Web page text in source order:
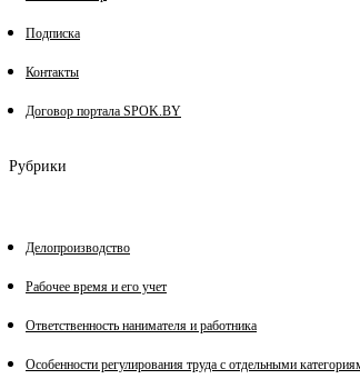
Подписка
Контакты
Договор портала SPOK.BY
Рубрики
Делопроизводство
Рабочее время и его учет
Ответственность нанимателя и работника
Особенности регулирования труда с отдельными